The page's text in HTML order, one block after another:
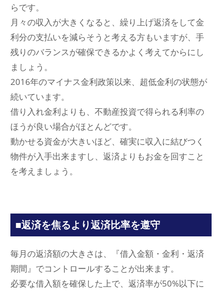
らです。
月々の収入が大きくなると、繰り上げ返済をして金
利分の支払いを減らそうと考える方もいますが、手
残りのバランスが確保できるかよく考えてからにし
ましょう。
2016年のマイナス金利政策以来、超低金利の状態が
続いています。
借り入れ金利よりも、不動産投資で得られる利率の
ほうが良い場合がほとんどです。
動かせる資金が大きいほど、確実に収入に結びつく
物件が入手出来ますし、返済よりもお金を回すこと
を考えましょう。
■返済を焦るより返済比率を遵守
毎月の返済額の大きさは、『借入金額・金利・返済
期間』でコントロールすることが出来ます。
必要な借入額を確保した上で、返済率が50%以下に